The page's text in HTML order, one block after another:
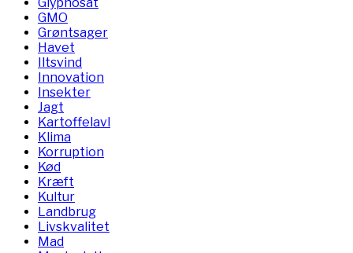
GMO
Grøntsager
Havet
Iltsvind
Innovation
Insekter
Jagt
Kartoffelavl
Klima
Korruption
Kød
Kræft
Kultur
Landbrug
Livskvalitet
Mad